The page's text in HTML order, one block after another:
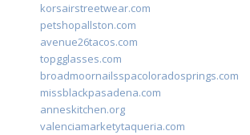
korsairstreetwear.com
petshopallston.com
avenue26tacos.com
topgglasses.com
broadmoornailsspacoloradosprings.com
missblackpasadena.com
anneskitchen.org
valenciamarketytaqueria.com